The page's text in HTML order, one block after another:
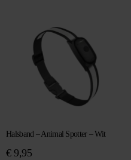
Halsband – Animal Spotter – Wit
€9,95